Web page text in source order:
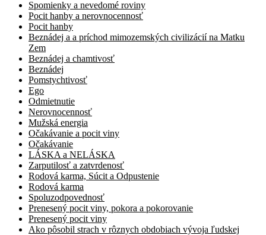
Spomienky a nevedomé roviny
Pocit hanby a nerovnocennosť
Pocit hanby
Beznádej a a príchod mimozemských civilizácií na Matku
Zem
Beznádej a chamtivosť
Beznádej
Pomstychtivosť
Ego
Odmietnutie
Nerovnocennosť
Mužská energia
Očakávanie a pocit viny
Očakávanie
LÁSKA a NELÁSKA
Zarputilosť a zatvrdenosť
Rodová karma, Súcit a Odpustenie
Rodová karma
Spoluzodpovednosť
Prenesený pocit viny, pokora a pokorovanie
Prenesený pocit viny
Ako pôsobil strach v rôznych obdobiach vývoja ľudskej